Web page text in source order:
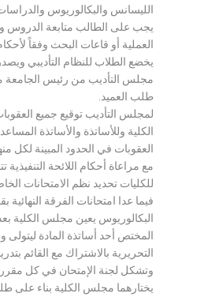
الليسانس والبكالوريوس والدراسات
يجب على الطالب متابعة الدروس
العملية أو قاعات البحث وفقاً لأحكام
يخضع الطلاب للنظام التأديبي
مجلس التأديب من رئيس الجامعة
طلب العميد.
لمجلس التأديب توقيع جميع
الكلية وللأساتذة والأساتذة
العقوبات في الحدود المبينة لكل
مع مراعاة أحكام اللائحة التنفيذية
للكليات تحديد نظم الامتحانات
فيما عدا امتحانات الفرقة
البكالوريوس يعين مجلس الكلية
المختص أحد أساتذة المادة
التحريرية بالاشتراك مع القائم
وتشكل لجنة الإمتحان في كل
يختارهما مجلس الكلية بناء على